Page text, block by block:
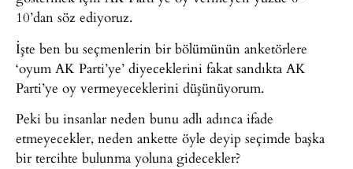
10’dan söz ediyoruz.
İşte ben bu seçmenlerin bir bölümünün anketörlere
‘oyum AK Parti’ye’ diyeceklerini fakat sandıkta AK
Parti’ye oy vermeyeceklerini düşünüyorum.
Peki bu insanlar neden bunu adlı adınca ifade
etmeyecekler, neden ankette öyle deyip seçimde başka
bir tercihte bulunma yoluna gidecekler?